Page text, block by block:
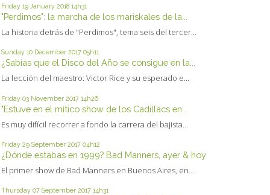
Friday 19 January 2018 14h31
"Perdimos": la marcha de los mariskales de la...
La historia detrás de "Perdimos", tema seis del tercer...
Sunday 10 December 2017 05h11
¿Sabías que el Disco del Año se consigue en la...
La lección del maestro: Victor Rice y su esperado e...
Friday 03 November 2017 14h26
"Estuve en el mítico show de los Cadillacs en...
Es muy difícil recorrer a fondo la carrera del bajista...
Friday 29 September 2017 04h12
¿Dónde estabas en 1999? Bad Manners, ayer & hoy
El primer show de Bad Manners en Buenos Aires, en...
Thursday 07 September 2017 14h31